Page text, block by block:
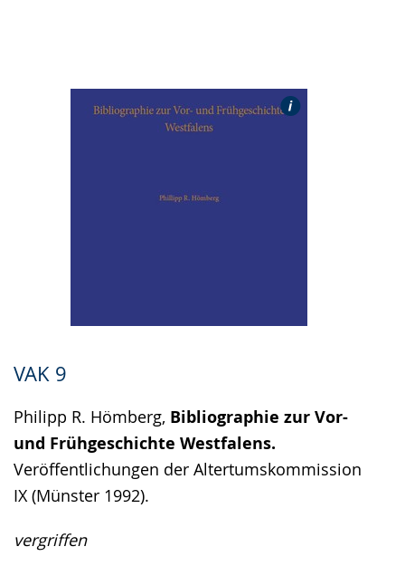
VAK 9
Philipp R. Hömberg, Bibliographie zur Vor-
und Frühgeschichte Westfalens.
Veröffentlichungen der Altertumskommission
IX (Münster 1992).
vergriffen